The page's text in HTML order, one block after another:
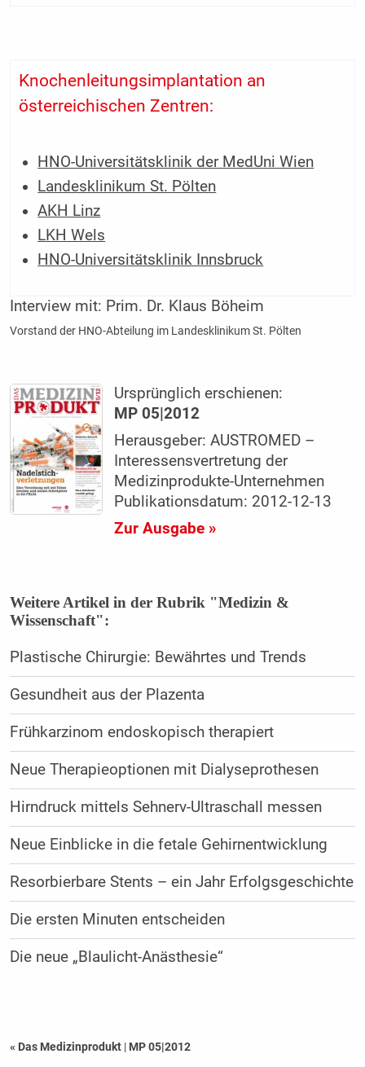
Knochenleitungsimplantation an
österreichischen Zentren:
HNO-Universitätsklinik der MedUni Wien
Landesklinikum St. Pölten
AKH Linz
LKH Wels
HNO-Universitätsklinik Innsbruck
Interview mit: Prim. Dr. Klaus Böheim
Vorstand der HNO-Abteilung im Landesklinikum St. Pölten
Ursprünglich erschienen:
MP 05|2012
Herausgeber: AUSTROMED –
Interessensvertretung der
Medizinprodukte-Unternehmen
Publikationsdatum: 2012-12-13
Zur Ausgabe »
Weitere Artikel in der Rubrik "Medizin &
Wissenschaft":
Plastische Chirurgie: Bewährtes und Trends
Gesundheit aus der Plazenta
Frühkarzinom endoskopisch therapiert
Neue Therapieoptionen mit Dialyseprothesen
Hirndruck mittels Sehnerv-Ultraschall messen
Neue Einblicke in die fetale Gehirnentwicklung
Resorbierbare Stents – ein Jahr Erfolgsgeschichte
Die ersten Minuten entscheiden
Die neue „Blaulicht-Anästhesie“
« Das Medizinprodukt | MP 05|2012